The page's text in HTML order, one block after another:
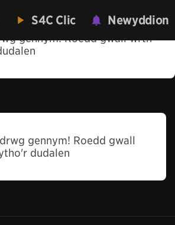
S4C Clic Newyddion
gennym! Roedd gwall wrth
gennym! Roedd gwall
dudalen